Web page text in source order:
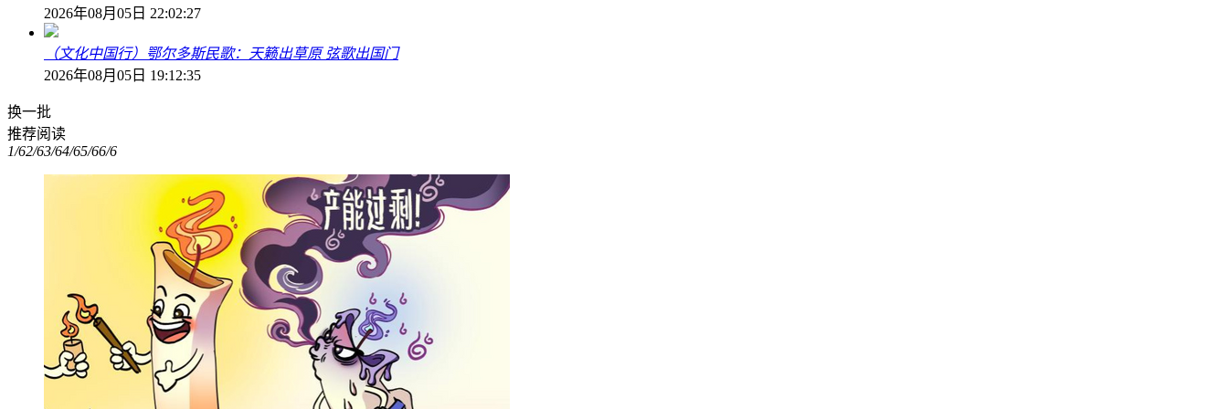
2026年08月05日 22:02:27
（文化中国行）鄂尔多斯民歌：天籁出草原 弦歌出国门
2026年08月05日 19:12:35
换一批
推荐阅读
1/62/63/64/65/66/6